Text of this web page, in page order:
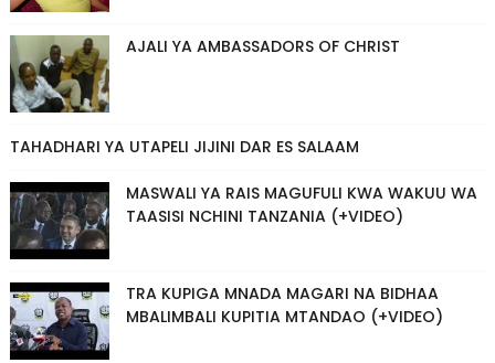
AJALI YA AMBASSADORS OF CHRIST
TAHADHARI YA UTAPELI JIJINI DAR ES SALAAM
MASWALI YA RAIS MAGUFULI KWA WAKUU WA
TAASISI NCHINI TANZANIA (+VIDEO)
TRA KUPIGA MNADA MAGARI NA BIDHAA
MBALIMBALI KUPITIA MTANDAO (+VIDEO)